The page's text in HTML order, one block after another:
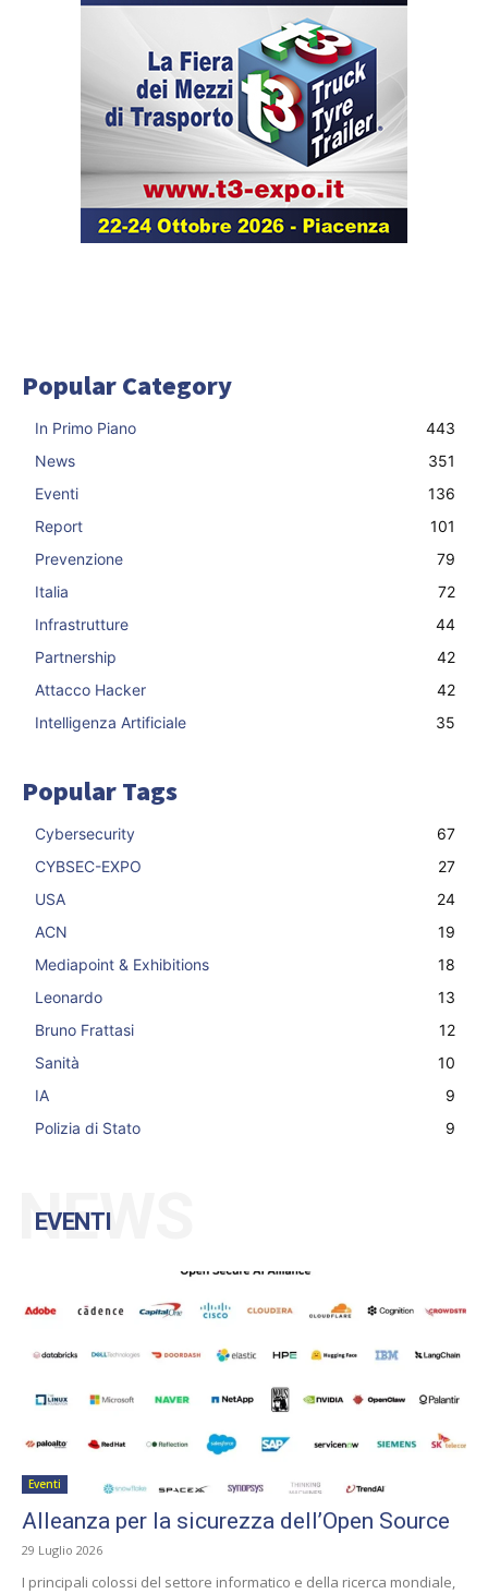
Popular Category
In Primo Piano
443
News
351
Eventi
136
Report
101
Prevenzione
79
Italia
72
Infrastrutture
44
Partnership
42
Attacco Hacker
42
Intelligenza Artificiale
35
Popular Tags
Cybersecurity
67
CYBSEC-EXPO
27
USA
24
ACN
19
Mediapoint & Exhibitions
18
Leonardo
13
Bruno Frattasi
12
Sanità
10
IA
9
Polizia di Stato
9
EVENTI
NEWS
Eventi
Alleanza per la sicurezza dell’Open Source
29 Luglio 2026
I principali colossi del settore informatico e della ricerca mondiale,